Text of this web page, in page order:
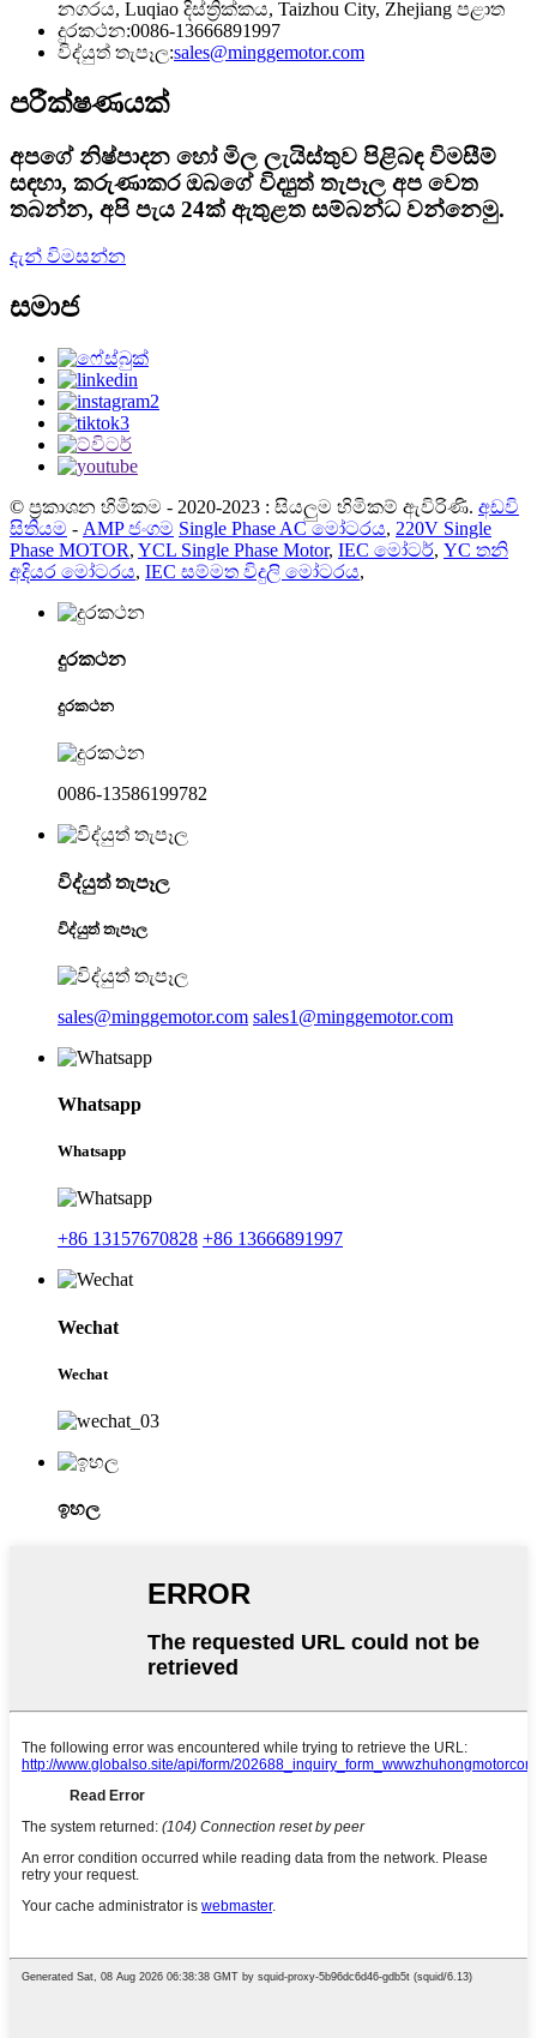
නගරය, Luqiao දිස්ත්‍රික්කය, Taizhou City, Zhejiang පළාත
දුරකථන:0086-13666891997
විද්යුත් තැපෑල:sales@minggemotor.com
පරීක්ෂණයක්
අපගේ නිෂ්පාදන හෝ මිල ලැයිස්තුව පිළිබඳ විමසීම්
සඳහා, කරුණාකර ඔබගේ විද්‍යුත් තැපෑල අප වෙත
තබන්න, අපි පැය 24ක් ඇතුළත සම්බන්ධ වන්නෙමු.
දැන් විමසන්න
සමාජ
© ප්‍රකාශන හිමිකම - 2020-2023 : සියලුම හිමිකම් ඇවිරිණි. අඩවි
සිතියම - AMP ජංගම Single Phase AC මෝටරය, 220V Single
Phase MOTOR, YCL Single Phase Motor, IEC මෝටර්, YC තනි
අදියර මෝටරය, IEC සම්මත විදුලි මෝටරය,
දුරකථන
දුරකථන
0086-13586199782
විද්යුත් තැපෑල
විද්යුත් තැපෑල
sales@minggemotor.com sales1@minggemotor.com
Whatsapp
Whatsapp
+86 13157670828 +86 13666891997
Wechat
Wechat
ඉහල